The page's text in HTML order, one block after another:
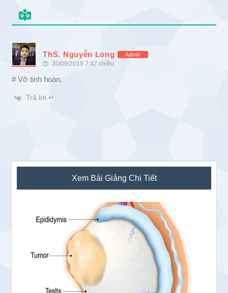
ThS. Nguyễn Long Admin
30/09/2019 7:47 chiều
# Vỡ tinh hoàn.
Trả lời ↵
Sidebar
chính
Xem Bài Giảng Chi Tiết